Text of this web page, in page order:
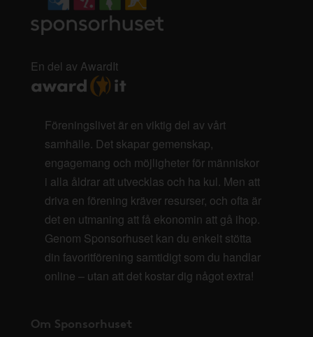
En del av AwardIt
Föreningslivet är en viktig del av vårt
samhälle. Det skapar gemenskap,
engagemang och möjligheter för människor
i alla åldrar att utvecklas och ha kul. Men att
driva en förening kräver resurser, och ofta är
det en utmaning att få ekonomin att gå ihop.
Genom Sponsorhuset kan du enkelt stötta
din favoritförening samtidigt som du handlar
online – utan att det kostar dig något extra!
Om Sponsorhuset